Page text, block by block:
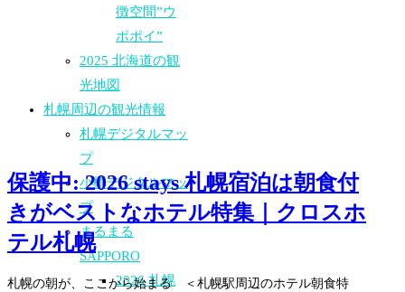
徴空間”ウ
ポポイ”
2025 北海道の観
光地図
札幌周辺の観光情報
札幌デジタルマッ
プ
小樽デジタルマッ
プ
まるまる
SAPPORO
2026 札幌
保護中: 2026 stays 札幌宿泊は朝食付
きがベストなホテル特集｜クロスホ
テル札幌
札幌の朝が、ここから始まる ＜札幌駅周辺のホテル朝食特